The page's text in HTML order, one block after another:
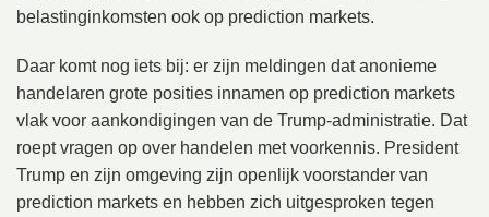
belastinginkomsten ook op prediction markets.
Daar komt nog iets bij: er zijn meldingen dat anonieme
handelaren grote posities innamen op prediction markets
vlak voor aankondigingen van de Trump-administratie. Dat
roept vragen op over handelen met voorkennis. President
Trump en zijn omgeving zijn openlijk voorstander van
prediction markets en hebben zich uitgesproken tegen